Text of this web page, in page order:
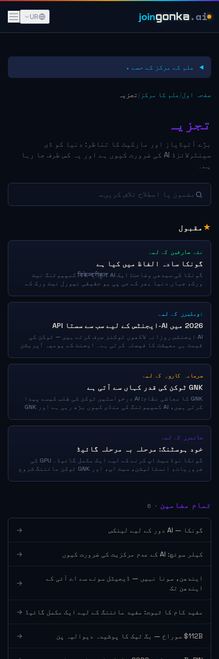
joingonka .ai
UR
علم کے مرکز کے حصے ▾
صفحہ اول/علم کا مرکز /تجزیہ
تجزیہ
بڑے آئیڈیاز اور مارکیٹ کا تناظر: دنیا کو ڈی
سینٹرلائزڈ AI کی ضرورت کیوں ہے اور یہ کس طرف جا رہا
ہے۔
مضمون یا اصطلاح تلاش کریں…
★ مقبول
نئے صارفین کے لیے
گونکا سادہ الفاظ میں کیا ہے
گونکا کی سیدھی وضاحت: ایک विकेन्द्रीकृत AI کمپیوٹنگ نیٹ
ورک، جہاں دنیا بھر کے جی پی یو حقیقی نیورل نیٹ ورک کے
ڈویلپرز کے لیے
2026 میں AI-ایجنٹس کے لیے سب سے سستا API
AI ایجنٹس روزانہ لاکھوں ٹوکنز صرف کرتے ہیں — ٹوکن کی
قیمت ہی معیشت کا فیصلہ کرتی ہے۔ ایجنٹ کے یومیہ آپریشن
سرمایہ کاروں کے لیے
GNK ٹوکن کی قدر کہاں سے آتی ہے
GNK کا معاشی نظام: AI درخواستیں ٹوکن کی طلب کیسے پیدا
کرتی ہیں، AI کمپیوٹنگ کی منڈی کیوں بڑھ رہی ہے اور GNK
مائنرز کے لیے
خود ہوسٹنگ: مرحلہ بہ مرحلہ گائیڈ
گونکا نوڈ سیٹ اپ کرنے کے لیے ایک مکمل گائیڈ۔ GPU کی
ضروریات، انسٹالیشن، سیٹ اپ، اور GNK ٹوکن مائننگ شروع
تمام مضامین · 6
گونکا — AI دور کے لیے لینکس →
کیلر سوئچ: AI کے عدم مرکزیت کی ضرورت کیوں →
ایندھن، سونا نہیں — ڈیجیٹل سونے سے اے آئی کے
ایندھن تک
→
مفید کام کا ثبوت: مفید مائننگ کے لیے ایک مکمل گائیڈ →
$112B سوراخ — بگ ٹیک کا پوشیدہ دیوالیہ پن →